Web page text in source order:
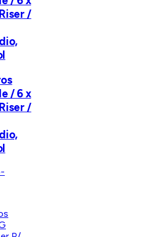
/
/ 6 x
/